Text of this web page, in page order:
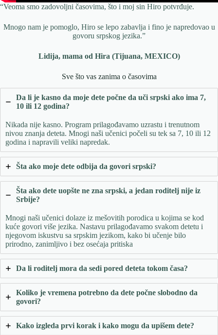
“Veoma smo zadovoljni časovima, što i moj sin Hiro potvrđuje.
Mnogo nam je pomoglo, Hiro se lepo zabavlja i fino je napredovao u
govoru srpskog jezika.”
Lidija, mama od Hira (Tijuana, MEXICO)
Sve što vas zanima o časovima
Da li je kasno da moje dete počne da uči srpski ako ima 7,
10 ili 12 godina?
Nikada nije kasno. Program prilagođavamo uzrastu i trenutnom
nivou znanja deteta. Mnogi naši učenici počeli su tek sa 7, 10 ili 12
godina i napravili veliki napredak.
Šta ako moje dete odbija da govori srpski?
Šta ako dete uopšte ne zna srpski, a jedan roditelj nije iz
Srbije?
Mnogi naši učenici dolaze iz mešovitih porodica u kojima se kod
kuće govori više jezika. Nastavu prilagođavamo svakom detetu i
njegovom iskustvu sa srpskim jezikom, kako bi učenje bilo
prirodno, zanimljivo i bez osećaja pritiska
Da li roditelj mora da sedi pored deteta tokom časa?
Koliko je vremena potrebno da dete počne slobodno da
govori?
Kako izgleda prvi korak i kako mogu da upišem dete?